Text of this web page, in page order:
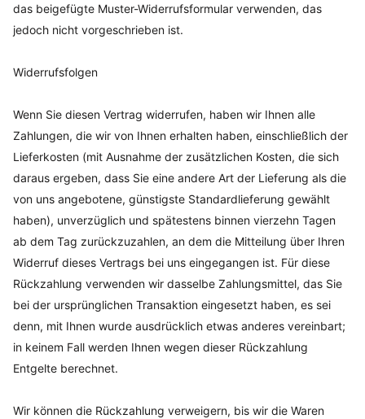
das beigefügte Muster-Widerrufsformular verwenden, das
jedoch nicht vorgeschrieben ist.
Widerrufsfolgen
Wenn Sie diesen Vertrag widerrufen, haben wir Ihnen alle
Zahlungen, die wir von Ihnen erhalten haben, einschließlich der
Lieferkosten (mit Ausnahme der zusätzlichen Kosten, die sich
daraus ergeben, dass Sie eine andere Art der Lieferung als die
von uns angebotene, günstigste Standardlieferung gewählt
haben), unverzüglich und spätestens binnen vierzehn Tagen
ab dem Tag zurückzuzahlen, an dem die Mitteilung über Ihren
Widerruf dieses Vertrags bei uns eingegangen ist. Für diese
Rückzahlung verwenden wir dasselbe Zahlungsmittel, das Sie
bei der ursprünglichen Transaktion eingesetzt haben, es sei
denn, mit Ihnen wurde ausdrücklich etwas anderes vereinbart;
in keinem Fall werden Ihnen wegen dieser Rückzahlung
Entgelte berechnet.
Wir können die Rückzahlung verweigern, bis wir die Waren